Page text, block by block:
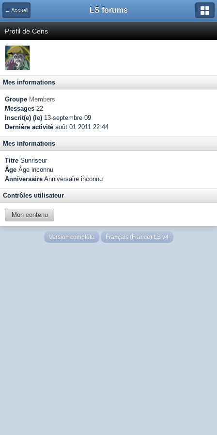
← Accueil LS forums
Profil de Cens
Mes informations
Groupe Members
Messages 22
Inscrit(e) (le) 13-septembre 09
Dernière activité août 01 2011 22:44
Mes informations
Titre Sunriseur
Âge Âge inconnu
Anniversaire Anniversaire inconnu
Contrôles utilisateur
Mon contenu
Version complète Français (France) LS v4